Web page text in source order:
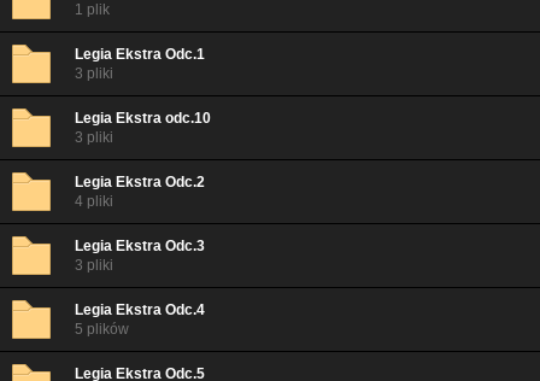
1 plik
Legia Ekstra Odc.1
3 pliki
Legia Ekstra odc.10
3 pliki
Legia Ekstra Odc.2
4 pliki
Legia Ekstra Odc.3
3 pliki
Legia Ekstra Odc.4
5 plików
Legia Ekstra Odc.5